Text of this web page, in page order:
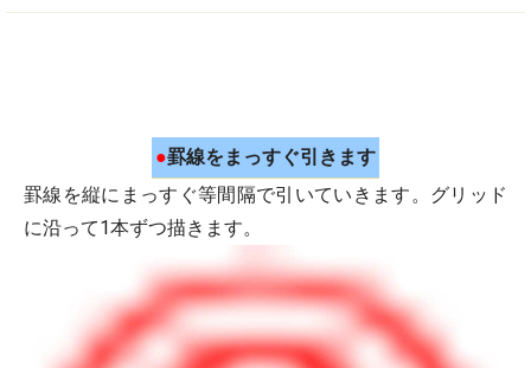
●罫線をまっすぐ引きます
罫線を縦にまっすぐ等間隔で引いていきます。グリッド
に沿って1本ずつ描きます。